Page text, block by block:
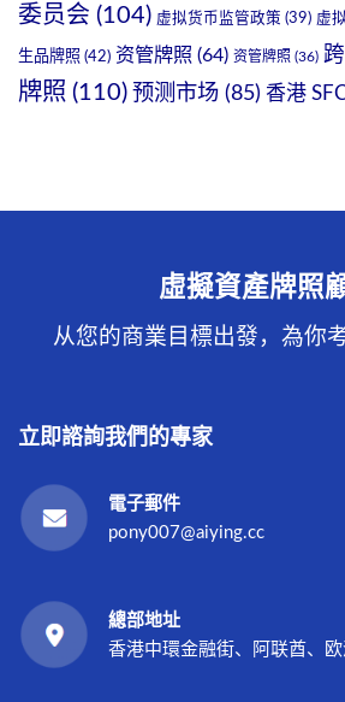
委员会 (104) 虚拟货币监管政策 (39) 虚
生品牌照 (42) 资管牌照 (64) 资管牌照 (36)
牌照 (110) 预测市场 (85) 香港
虛擬資產牌照
从您的商業目標出發，為你
立即諮詢我們的專家
電子郵件
pony007@aiying.cc
總部地址
香港中環金融街、阿联酋、